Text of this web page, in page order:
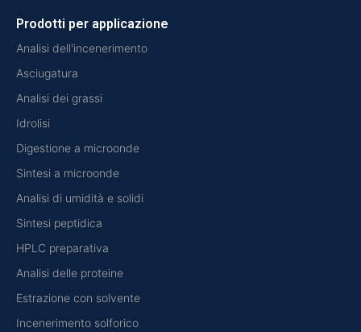
Prodotti per applicazione
Analisi dell'incenerimento
Asciugatura
Analisi dei grassi
Idrolisi
Digestione a microonde
Sintesi a microonde
Analisi di umidità e solidi
Sintesi peptidica
HPLC preparativa
Analisi delle proteine
Estrazione con solvente
Incenerimento solforico